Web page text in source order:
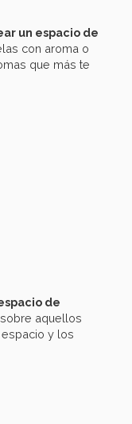
un espacio de
con aroma o
que más te
de
sobre aquellos
y los